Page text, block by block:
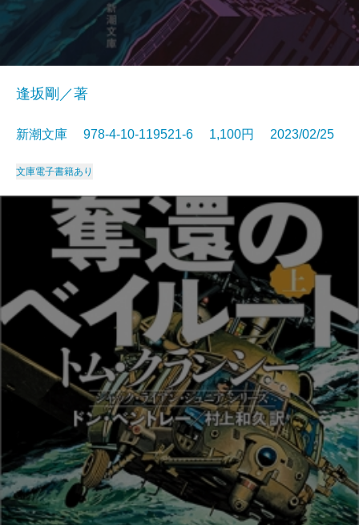
逢坂剛／著
新潮文庫 978-4-10-119521-6 1,100円 2023/02/25
文庫電子書籍あり